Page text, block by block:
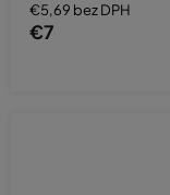
€5,69 bez DPH
€7